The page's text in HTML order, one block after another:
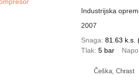
Industrijska
2007
Snaga 81.63 k.s.
Tlak 5 bar
Češka, Chrast